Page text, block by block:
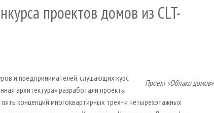
проектов домов из CLT-
Проект «Облако домов»
и предпринимателей, слушающих курс
архитектура» разработали проекты
концепций многоквартирных трех- и четырехэтажных